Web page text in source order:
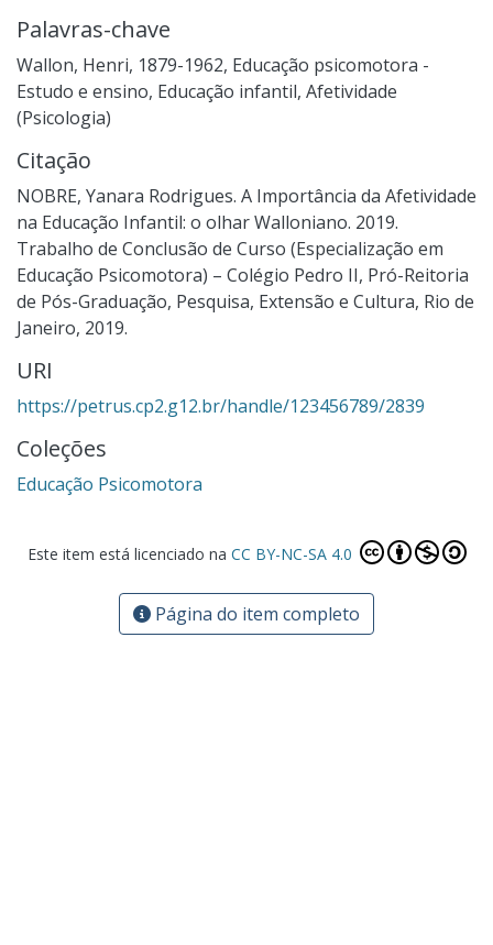
Palavras-chave
Wallon, Henri, 1879-1962, Educação psicomotora -
Estudo e ensino, Educação infantil, Afetividade
(Psicologia)
Citação
NOBRE, Yanara Rodrigues. A Importância da Afetividade
na Educação Infantil: o olhar Walloniano. 2019.
Trabalho de Conclusão de Curso (Especialização em
Educação Psicomotora) – Colégio Pedro II, Pró-Reitoria
de Pós-Graduação, Pesquisa, Extensão e Cultura, Rio de
Janeiro, 2019.
URI
https://petrus.cp2.g12.br/handle/123456789/2839
Coleções
Educação Psicomotora
Este item está licenciado na CC BY-NC-SA 4.0
Página do item completo